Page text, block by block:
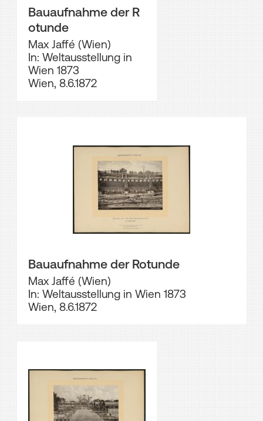
Bauaufnahme der R
otunde
Max Jaffé (Wien)
In: Weltausstellung in
Wien 1873
Wien, 8.6.1872
Bauaufnahme der Rotunde
Max Jaffé (Wien)
In: Weltausstellung in Wien 1873
Wien, 8.6.1872